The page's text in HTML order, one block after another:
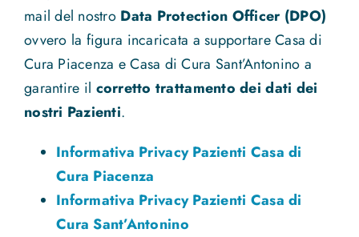
mail del nostro Data Protection Officer (DPO)
ovvero la figura incaricata a supportare Casa di
Cura Piacenza e Casa di Cura Sant’Antonino a
garantire il corretto trattamento dei dati dei
nostri Pazienti.
Informativa Privacy Pazienti Casa di
Cura Piacenza
Informativa Privacy Pazienti Casa di
Cura Sant’Antonino